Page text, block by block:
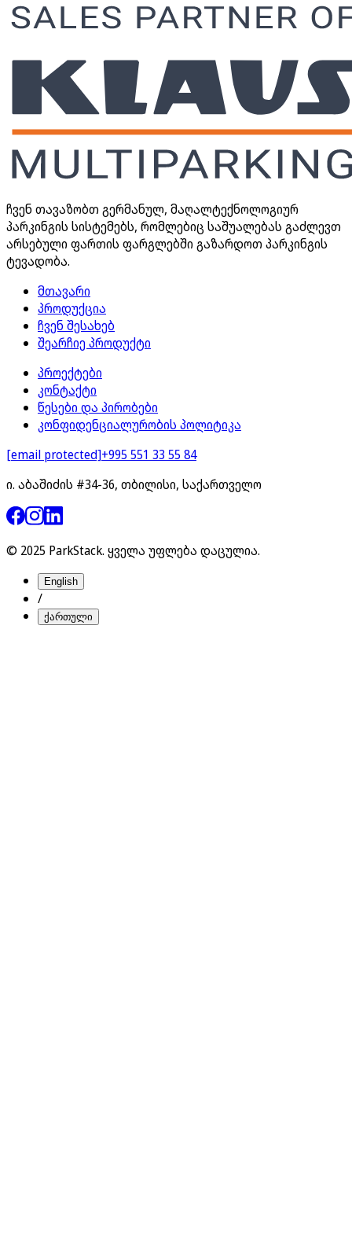
ჩვენ თავაზობთ გერმანულ, მაღალტექნოლოგიურ
პარკინგის სისტემებს, რომლებიც საშუალებას გაძლევთ
არსებული ფართის ფარგლებში გაზარდოთ პარკინგის
ტევადობა.
მთავარი
პროდუქცია
ჩვენ შესახებ
შეარჩიე პროდუქტი
პროექტები
კონტაქტი
წესები და პირობები
კონფიდენციალურობის პოლიტიკა
[email protected]+995 551 33 55 84
ი. აბაშიძის #34-36, თბილისი, საქართველო
© 2025 ParkStack. ყველა უფლება დაცულია.
English
/
ქართული